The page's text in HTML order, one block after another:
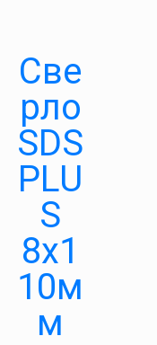
Све
рло
SDS
PLU
S
8х1
10м
м